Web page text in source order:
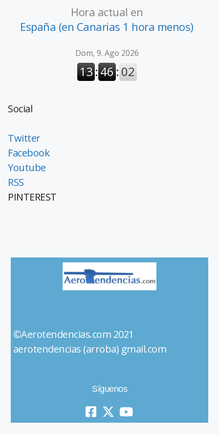
Hora actual en
España (en Canarias 1 hora menos)
Social
Twitter
Facebook
Youtube
RSS
PINTEREST
©Aerotendencias.com 2021
aerotendencias (arroba) gmail.com
Síguenos